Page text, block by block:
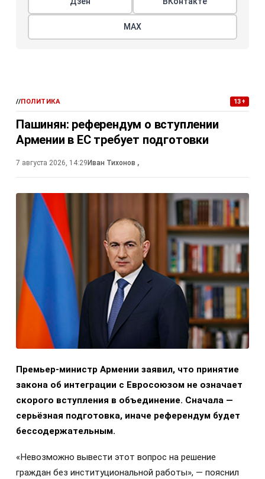
МАХ
//ПОЛИТИКА 13+
Пашинян: референдум о вступлении
Армении в ЕС требует подготовки
7 августа 2026, 14:29 Иван Тихонов ,
Премьер-министр Армении заявил, что принятие
закона об интеграции с Евросоюзом не означает
скорого вступления в объединение. Сначала —
серьёзная подготовка, иначе референдум будет
бессодержательным.
«Невозможно вывести этот вопрос на решение
граждан без институциональной работы», — пояснил